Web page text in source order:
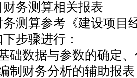
务测算相关报表
算参考《建设项目
步骤进行：
与参数的确定、
务分析的辅助报表